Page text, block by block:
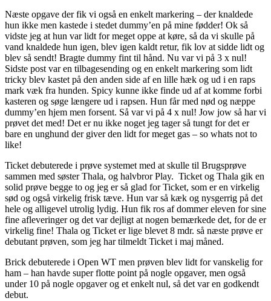
Næste opgave der fik vi også en enkelt markering – der knaldede
hun ikke men kastede i stedet dummy’en på mine fødder! Ok så
vidste jeg at hun var lidt for meget oppe at køre, så da vi skulle på
vand knaldede hun igen, blev igen kaldt retur, fik lov at sidde lidt og
blev så sendt! Bragte dummy fint til hånd. Nu var vi på 3 x nul!
Sidste post var en tilbagesending og en enkelt markering som lidt
tricky blev kastet på den anden side af en lille hæk og ud i en raps
mark væk fra hunden. Spicy kunne ikke finde ud af at komme forbi
kasteren og søge længere ud i rapsen. Hun får med nød og næppe
dummy’en hjem men forsent. Så var vi på 4 x nul! Jow jow så har vi
prøvet det med! Det er nu ikke noget jeg tager så tungt for det er
bare en unghund der giver den lidt for meget gas – so whats not to
like!
Ticket debuterede i prøve systemet med at skulle til Brugsprøve
sammen med søster Thala, og halvbror Play. Ticket og Thala gik en
solid prøve begge to og jeg er så glad for Ticket, som er en virkelig
sød og også virkelig frisk tæve. Hun var så kæk og nysgerrig på det
hele og alligevel utrolig lydig. Hun fik ros af dommer eleven for sine
fine afleveringer og det var dejligt at nogen bemærkede det, for de er
virkelig fine! Thala og Ticket er lige blevet 8 mdr. så næste prøve er
debutant prøven, som jeg har tilmeldt Ticket i maj måned.
Brick debuterede i Open WT men prøven blev lidt for vanskelig for
ham – han havde super flotte point på nogle opgaver, men også
under 10 på nogle opgaver og et enkelt nul, så det var en godkendt
debut.